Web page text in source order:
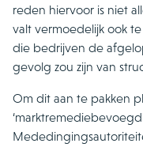
reden hiervoor is niet
valt vermoedelijk ook
die bedrijven de
gevolg zou zijn van
Om dit aan te pakken